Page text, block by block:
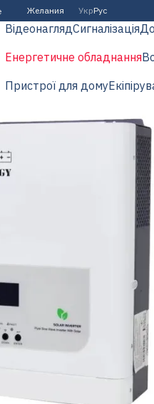
Желания УкрРус
ВідеонаглядСигналізація
Енергетичне обладнання
Пристрої для дому